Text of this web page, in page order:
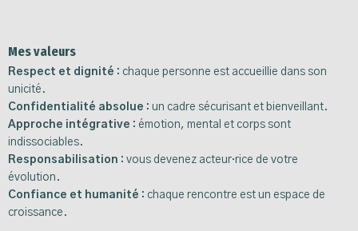
Mes valeurs
Respect et dignité : chaque personne est accueillie dans son
unicité.
Confidentialité absolue : un cadre sécurisant et bienveillant.
Approche intégrative : émotion, mental et corps sont
indissociables.
Responsabilisation : vous devenez acteur·rice de votre
évolution.
Confiance et humanité : chaque rencontre est un espace de
croissance.